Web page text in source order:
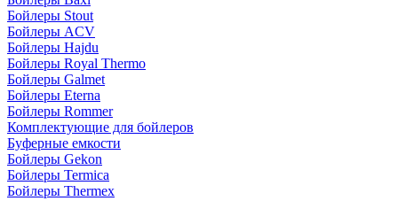
Бойлеры Stout
Бойлеры ACV
Бойлеры Hajdu
Бойлеры Royal Thermo
Бойлеры Galmet
Бойлеры Eterna
Бойлеры Rommer
Комплектующие для бойлеров
Буферные емкости
Бойлеры Gekon
Бойлеры Termica
Бойлеры Thermex